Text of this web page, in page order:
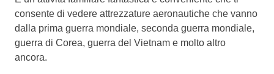
consente di vedere attrezzature aeronautiche che vanno
dalla prima guerra mondiale, seconda guerra mondiale,
guerra di Corea, guerra del Vietnam e molto altro
ancora.